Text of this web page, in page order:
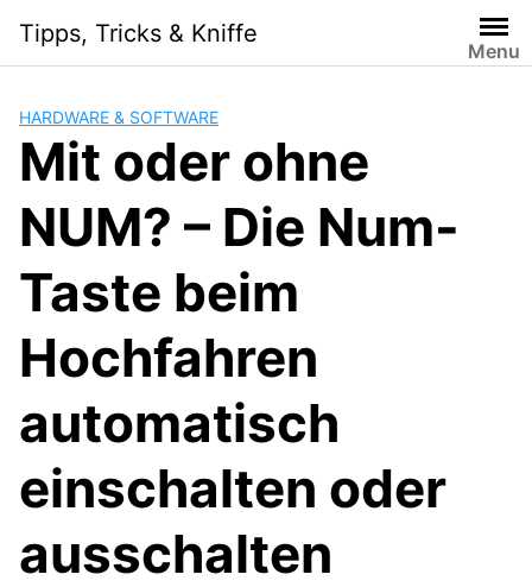
content
Tipps, Tricks & Kniffe
Menu
HARDWARE & SOFTWARE
Mit oder ohne
NUM? – Die Num-
Taste beim
Hochfahren
automatisch
einschalten oder
ausschalten